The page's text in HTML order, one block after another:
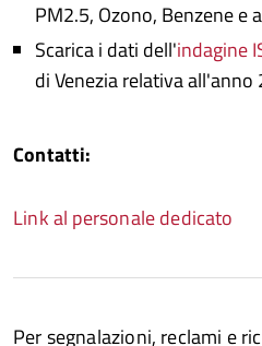
PM2.5, Ozono, Benzene e
Scarica i dati dell'indagine
di Venezia relativa all'anno
Contatti:
Link al personale dedicato
Per segnalazioni, reclami e